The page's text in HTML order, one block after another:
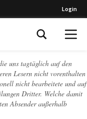
Login
uns tagtäglich auf den
Lesern nicht vorenthalten
nicht bearbeitete und auf
Dritter. Welche damit
Absender außerhalb